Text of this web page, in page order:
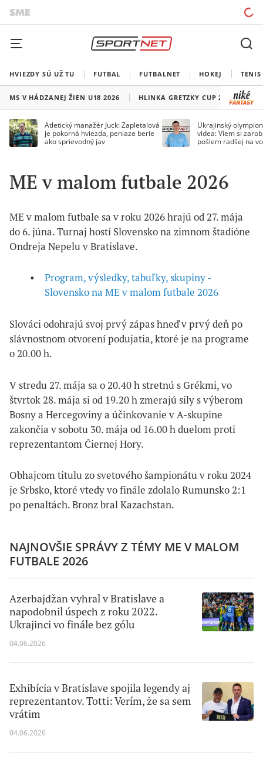
HVIEZDY SÚ UŽ TU FUTBAL FUTBALNET HOKEJ TENIS
MS V HÁDZANEJ ŽIEN U18 2026 HLINKA GRETZKY CUP 2026
Atletický manažér Juck: Zapletalová
je pokorná hviezda, peniaze berie
ako sprievodný jav
Ukrajinský
videa: Viem si
pošlem radšej na
ME v malom futbale 2026
ME v malom futbale sa v roku 2026 hrajú od 27. mája
do 6. júna. Turnaj hostí Slovensko na zimnom štadióne
Ondreja Nepelu v Bratislave.
Program, výsledky, tabuľky, skupiny -
Slovensko na ME v malom futbale 2026
Slováci odohrajú svoj prvý zápas hneď v prvý deň po
slávnostnom otvorení podujatia, ktoré je na programe
o 20.00 h.
V stredu 27. mája sa o 20.40 h stretnú s Grékmi, vo
štvrtok 28. mája si od 19.20 h zmerajú sily s výberom
Bosny a Hercegoviny a účinkovanie v A-skupine
zakončia v sobotu 30. mája od 16.00 h duelom proti
reprezentantom Čiernej Hory.
Obhajcom titulu zo svetového šampionátu v roku 2024
je Srbsko, ktoré vtedy vo finále zdolalo Rumunsko 2:1
po penaltách. Bronz bral Kazachstan.
NAJNOVŠIE SPRÁVY Z TÉMY ME V MALOM
FUTBALE 2026
Azerbajdžan vyhral v Bratislave a
napodobnil úspech z roku 2022.
Ukrajinci vo finále bez gólu
04.06.2026
Exhibícia v Bratislave spojila legendy aj
reprezentantov. Totti: Verím, že sa sem
vrátim
04.06.2026